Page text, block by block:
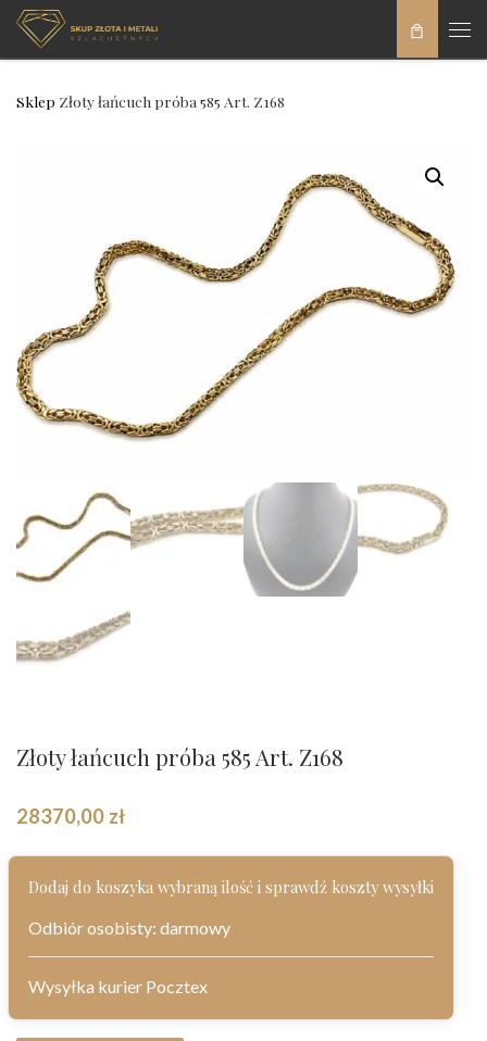
Skip to content
Sklep Złoty łańcuch próba 585 Art. Z168
Złoty łańcuch próba 585 Art. Z168
28370,00 zł
Dodaj do koszyka wybraną ilość i sprawdź koszty wysyłki
Odbiór osobisty: darmowy
Wysyłka kurier Pocztex